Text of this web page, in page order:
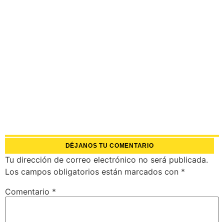
DÉJANOS TU COMENTARIO
Tu dirección de correo electrónico no será publicada.
Los campos obligatorios están marcados con *
Comentario *